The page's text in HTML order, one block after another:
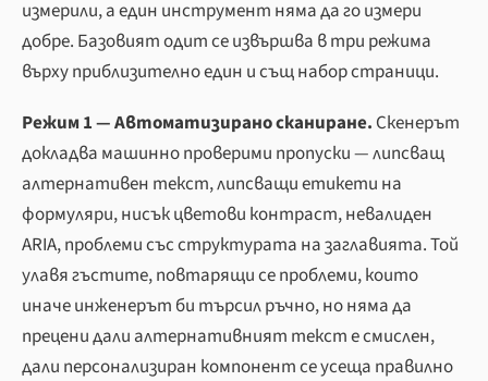
измерили, а един инструмент няма да го измери
добре. Базовият одит се извършва в три режима
върху приблизително един и същ набор страници.
Режим 1 — Автоматизирано сканиране. Скенерът
докладва машинно проверими пропуски — липсващ
алтернативен текст, липсващи етикети на
формуляри, нисък цветови контраст, невалиден
ARIA, проблеми със структурата на заглавията. Той
улавя гъстите, повтарящи се проблеми, които
иначе инженерът би търсил ръчно, но няма да
прецени дали алтернативният текст е смислен,
дали персонализиран компонент се усеща правилно